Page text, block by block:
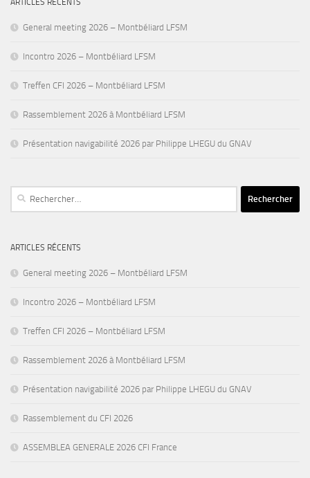
General meeting 2026 – Montbéliard LFSM
Incontro 2026 – Montbéliard LFSM
Treffen CFI 2026 – Montbéliard LFSM
Rassemblement 2026 à Montbéliard LFSM
Présentation navigabilité 2026 par Philippe LHEGU du GNAV
Rechercher :
ARTICLES RÉCENTS
General meeting 2026 – Montbéliard LFSM
Incontro 2026 – Montbéliard LFSM
Treffen CFI 2026 – Montbéliard LFSM
Rassemblement 2026 à Montbéliard LFSM
Présentation navigabilité 2026 par Philippe LHEGU du GNAV
Rassemblement du CFI 2026
ASSEMBLEA GENERALE 2026 CFI France